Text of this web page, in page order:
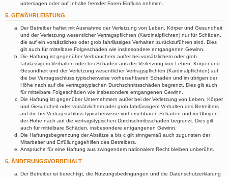
untersagen oder auf Inhalte fremder Foren Einfluss nehmen.
5. GEWÄHRLEISTUNG
Der Betreiber haftet mit Ausnahme der Verletzung von Leben, Körper und Gesundheit
und der Verletzung wesentlicher Vertragspflichten (Kardinalpflichten) nur für Schäden,
die auf ein vorsätzliches oder grob fahrlässiges Verhalten zurückzuführen sind. Dies
gilt auch für mittelbare Folgeschäden wie insbesondere entgangenen Gewinn.
Die Haftung ist gegenüber Verbrauchern außer bei vorsätzlichem oder grob
fahrlässigem Verhalten oder bei Schäden aus der Verletzung von Leben, Körper und
Gesundheit und der Verletzung wesentlicher Vertragspflichten (Kardinalpflichten) auf
die bei Vertragsschluss typischerweise vorhersehbaren Schäden und im übrigen der
Höhe nach auf die vertragstypischen Durchschnittsschäden begrenzt. Dies gilt auch
für mittelbare Folgeschäden wie insbesondere entgangenen Gewinn.
Die Haftung ist gegenüber Unternehmern außer bei der Verletzung von Leben, Körper
und Gesundheit oder vorsätzlichem oder grob fahrlässigem Verhalten des Betreibers
auf die bei Vertragsschluss typischerweise vorhersehbaren Schäden und im Übrigen
der Höhe nach auf die vertragstypischen Durchschnittsschäden begrenzt. Dies gilt
auch für mittelbare Schäden, insbesondere entgangenen Gewinn.
Die Haftungsbegrenzung der Absätze a bis c gilt sinngemäß auch zugunsten der
Mitarbeiter und Erfüllungsgehilfen des Betreibers.
Ansprüche für eine Haftung aus zwingendem nationalem Recht bleiben unberührt.
6. ÄNDERUNGSVORBEHALT
Der Betreiber ist berechtigt, die Nutzungsbedingungen und die Datenschutzerklärung